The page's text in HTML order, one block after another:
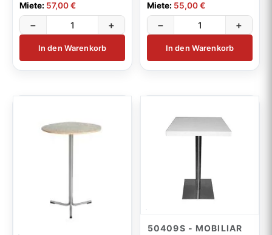
Miete: 57,00 €
− +
In den Warenkorb
Miete: 55,00 €
− +
In den Warenkorb
50409S - MOBILIAR